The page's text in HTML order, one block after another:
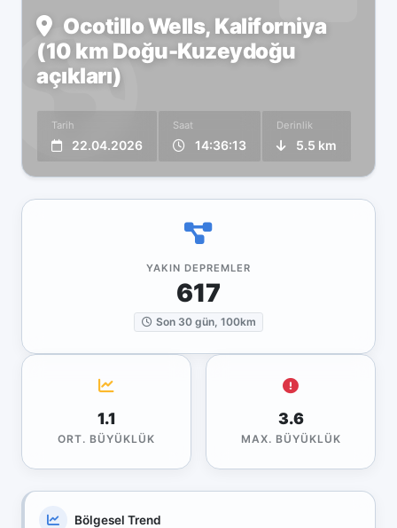
Ocotillo Wells, Kaliforniya
(10 km Doğu-Kuzeydoğu
açıkları)
Tarih
22.04.2026
Saat
14:36:13
Derinlik
5.5 km
YAKIN DEPREMLER
617
Son 30 gün, 100km
1.1
ORT. BÜYÜKLÜK
3.6
MAX. BÜYÜKLÜK
Bölgesel Trend